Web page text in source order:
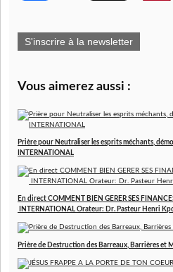
S'inscrire à la newsletter
Vous aimerez aussi :
Prière pour Neutraliser les esprits méchants,
INTERNATIONAL
En direct COMMENT BIEN GERER SES
INTERNATIONAL Orateur: Dr. Pasteur Henri
Prière de Destruction des Barreaux, Barrières